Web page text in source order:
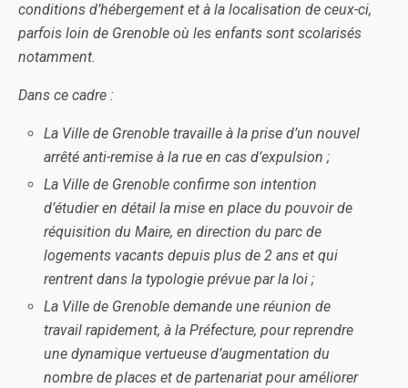
conditions d’hébergement et à la localisation de ceux-ci,
parfois loin de Grenoble où les enfants sont scolarisés
notamment.
Dans ce cadre :
La Ville de Grenoble travaille à la prise d’un nouvel
arrêté anti-remise à la rue en cas d’expulsion ;
La Ville de Grenoble confirme son intention
d’étudier en détail la mise en place du pouvoir de
réquisition du Maire, en direction du parc de
logements vacants depuis plus de 2 ans et qui
rentrent dans la typologie prévue par la loi ;
La Ville de Grenoble demande une réunion de
travail rapidement, à la Préfecture, pour reprendre
une dynamique vertueuse d’augmentation du
nombre de places et de partenariat pour améliorer